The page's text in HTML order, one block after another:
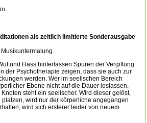
als zeitlich limitierte Sonderausgabe
und Hass hinterlassen Spuren der Vergiftung
der Psychotherapie zeigen, dass sie auch zur
werden. Wer im seelischen Bereich
Ebene nicht auf die Dauer loslassen.
steht ein seelischer. Wird dieser gelöst,
wird nur der körperliche angegangen
wird sich ersterer leider von neuem